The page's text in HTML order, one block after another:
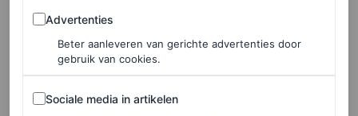
Air Force 1 bij uitstek één van de meest exclusieve
sneakers van het moment. De eerste drop van de LV x
AF1 collectie is vanaf 19 juli beschikbaar op de
Vuitton-website .
Advertenties
Advertenties
Beter aanleveren van gerichte advertenties door
gebruik van cookies.
Sociale media in artikelen
Sociale media in artikelen